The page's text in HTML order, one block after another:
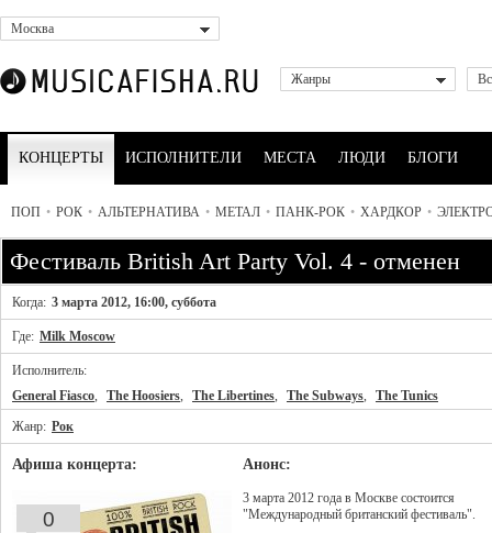
Москва
Жанры
КОНЦЕРТЫ ИСПОЛНИТЕЛИ МЕСТА ЛЮДИ БЛОГИ
ПОП • РОК • АЛЬТЕРНАТИВА • МЕТАЛ • ПАНК-РОК • ХАРДКОР •
Фестиваль British Art Party Vol. 4 - отменен
Когда: 3 марта 2012, 16:00, суббота
Где: Milk Moscow
Исполнитель:
General Fiasco, The Hoosiers, The Libertines, The Subways,
The Tunics
Жанр: Рок
Афиша концерта: Анонс:
3 марта 2012 года в Москве состоится
"Международный британский фестиваль".
0